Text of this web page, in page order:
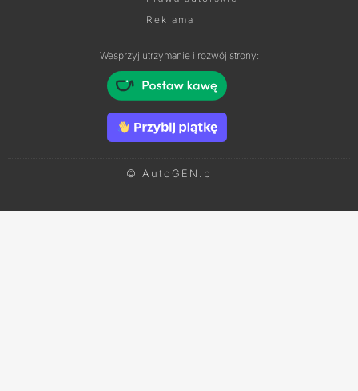
Reklama
Wesprzyj utrzymanie i rozwój strony:
© AutoGEN.pl